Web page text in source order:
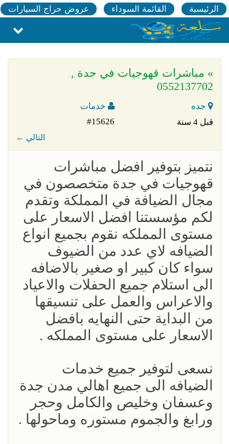
الرئيسية القائمة السوداء عروض حراج السيارات
» مباشرات قهوجيات في جدة ,
0552137702
جده
خدمات
قبل 4 سنة
#15626
← التالي
نتميز بتوفير افضل مباشرات
قهوجيات في جدة متخصصون في
مجال الضيافة في المملكة وتقدم
لكم مؤسستنا افضل الاسعار على
مستوى المملكه نقوم بجميع انواع
الضيافه لاي عدد من الضيوف
سواء كان كبير او صغير بالاضافه
الى استلام جميع الحفلات والاعياد
والاعراس والعمل على تنسيقها
من البداية حتى النهايه بافضل
الاسعار على مستوى المملكه .
نسعى لتوفير جميع خدمات
الضيافه الى جميع اهالي مدن جدة
وعسفان وخليص والكامل وحجر
ورابغ والجموم مستوره وماحولها .